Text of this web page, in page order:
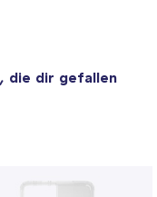
, die dir gefallen